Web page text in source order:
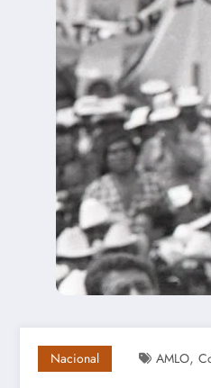
Nacional AMLO,